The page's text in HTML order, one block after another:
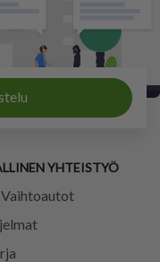
YHTEISTYÖ